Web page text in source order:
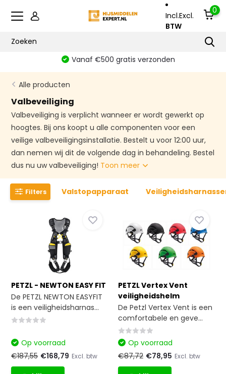
Incl.Excl.
BTW
0
Vanaf €500 gratis verzonden
Alle producten
Valbeveiliging
Valbeveiliging is verplicht wanneer er wordt gewerkt op
hoogtes. Bij ons koopt u alle componenten voor een
veilige valbeveiligingsinstallatie. Bestelt u voor 12:00 uur,
dan nemen wij dit de volgende dag in behandeling. Bestel
dus nu uw valbeveiliging! Toon meer
Filters Valstopapparaat
PETZL - NEWTON EASY FIT
De PETZL NEWTON EASYFIT
is een veiligheidsharnas...
Op voorraad
€187,55 €168,79 Excl. btw
PETZL Vertex Vent
veiligheidshelm
De Petzl Vertex Vent is een
comfortabele en geve...
Op voorraad
€87,72 €78,95 Excl. btw